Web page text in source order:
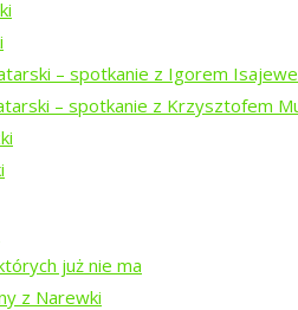
– spotkanie z Igorem
– spotkanie z Krzysztofem
już nie ma
z Narewki
zapowiedź